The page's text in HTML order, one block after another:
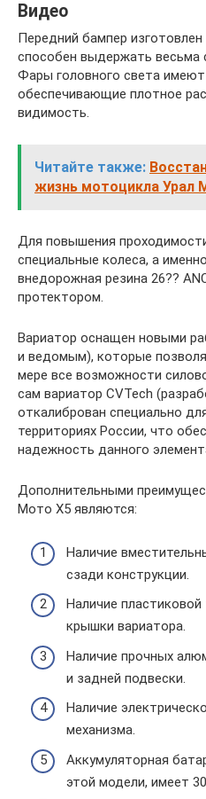
Видео
Передний бампер
способен выдержать весьма
Фары головного света
обеспечивающие плотное
видимость.
Читайте также:
жизнь мотоцикла Урал
Для повышения
специальные колеса, а
внедорожная резина 26??
протектором.
Вариатор оснащен новыми
и ведомым), которые
мере все возможности
сам вариатор CVTech
откалиброван специально
территориях России, что
надежность данного
Дополнительными
Мото X5 являются:
Наличие
сзади конструкции.
Наличие
крышки вариатора.
Наличие прочных
и задней подвески.
Наличие
механизма.
Аккумуляторная
этой модели, имеет